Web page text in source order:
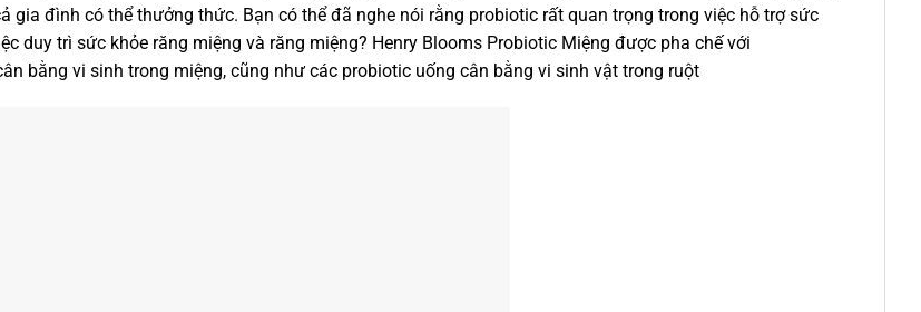
gia đình có thể thưởng thức. Bạn có thể đã nghe nói rằng probiotic rất quan trọng trong việc hỗ trợ sức
duy trì sức khỏe răng miệng và răng miệng? Henry Blooms Probiotic Miệng được pha chế với
bằng vi sinh trong miệng, cũng như các probiotic uống cân bằng vi sinh vật trong ruột